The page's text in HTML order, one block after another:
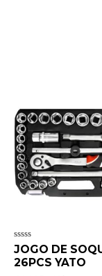
Avaliação
0
de
JOGO DE
26PCS YATO